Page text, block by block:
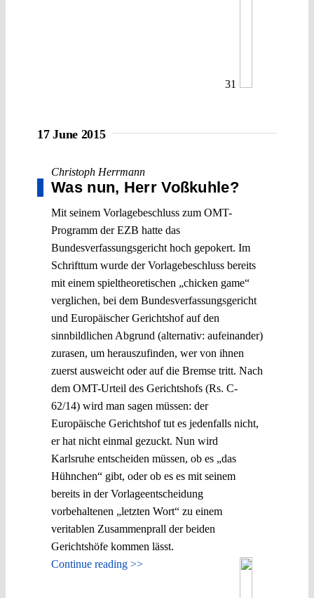
31
17 June 2015
Christoph Herrmann
Was nun, Herr Voßkuhle?
Mit seinem Vorlagebeschluss zum OMT-
Programm der EZB hatte das
Bundesverfassungsgericht hoch gepokert. Im
Schrifttum wurde der Vorlagebeschluss bereits
mit einem spieltheoretischen „chicken game“
verglichen, bei dem Bundesverfassungsgericht
und Europäischer Gerichtshof auf den
sinnbildlichen Abgrund (alternativ: aufeinander)
zurasen, um herauszufinden, wer von ihnen
zuerst ausweicht oder auf die Bremse tritt. Nach
dem OMT-Urteil des Gerichtshofs (Rs. C-
62/14) wird man sagen müssen: der
Europäische Gerichtshof tut es jedenfalls nicht,
er hat nicht einmal gezuckt. Nun wird
Karlsruhe entscheiden müssen, ob es „das
Hühnchen“ gibt, oder ob es es mit seinem
bereits in der Vorlageentscheidung
vorbehaltenen „letzten Wort“ zu einem
veritablen Zusammenprall der beiden
Gerichtshöfe kommen lässt.
Continue reading >>